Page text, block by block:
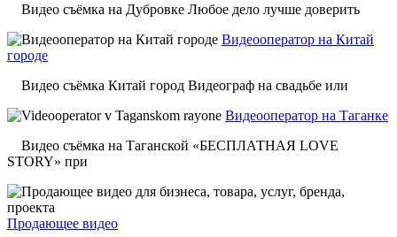
Видео съёмка на Дубровке Любое дело лучше доверить
Видеооператор на Китай
городе
Видео съёмка Китай город Видеограф на свадьбе или
Видеооператор на Таганке
Видео съёмка на Таганской «БЕСПЛАТНАЯ LOVE
STORY» при
Продающее видео